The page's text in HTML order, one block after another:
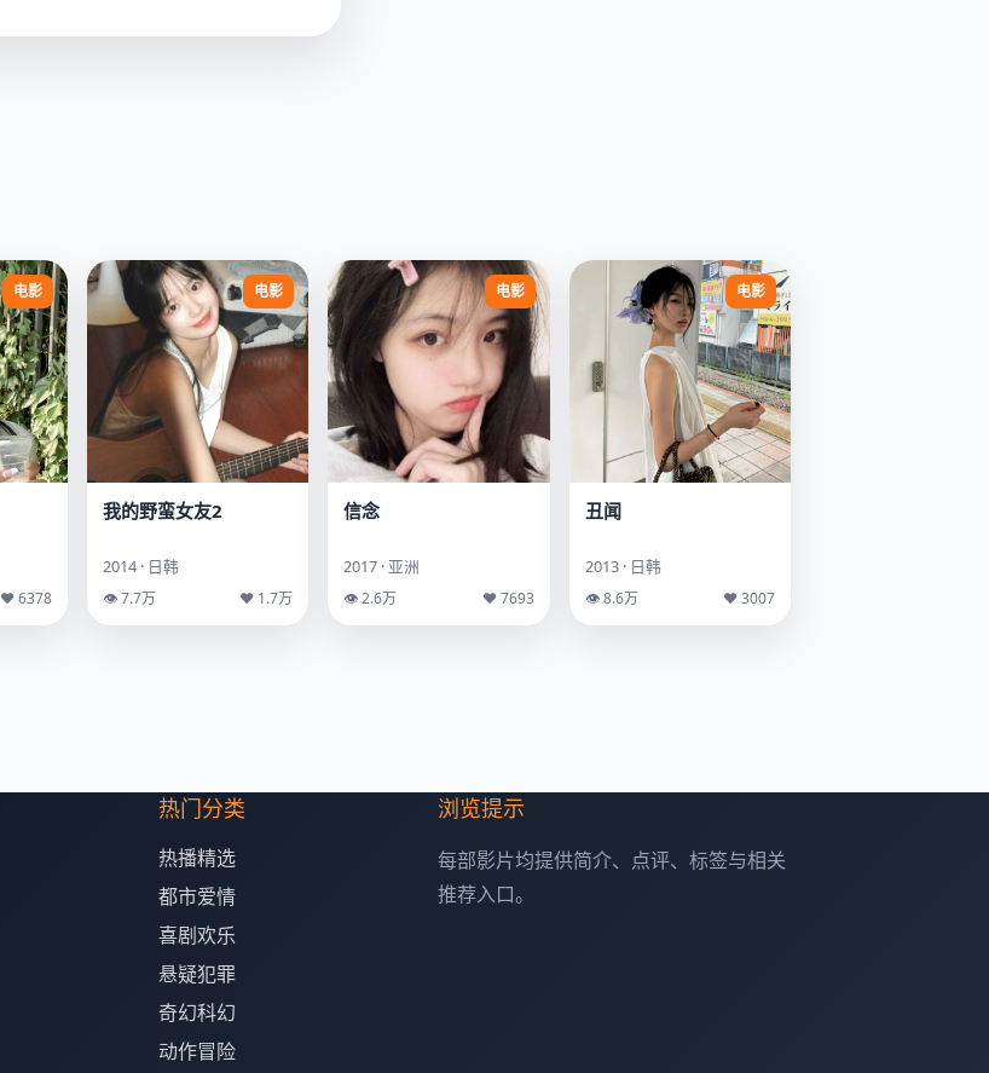
电影
♥ 6378
电影
我的野蛮女友2
2014 · 日韩
👁 7.7万 ♥ 1.7万
电影
信念
2017 · 亚洲
👁 2.6万 ♥ 7693
电影
丑闻
2013 · 日韩
👁 8.6万 ♥ 3007
热门分类
热播精选
都市爱情
喜剧欢乐
悬疑犯罪
奇幻科幻
动作冒险
浏览提示
每部影片均提供简介、点评、标签与相关
推荐入口。